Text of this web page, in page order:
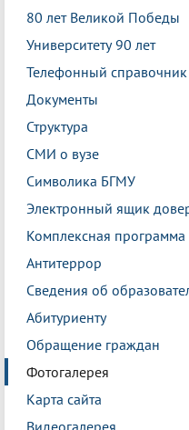
80 лет Великой Победы
Университету 90 лет
Телефонный справочник
Документы
Структура
СМИ о вузе
Символика БГМУ
Электронный ящик
Комплексная
Антитеррор
Сведения об
Абитуриенту
Обращение граждан
Фотогалерея
Карта сайта
Видеогалерея